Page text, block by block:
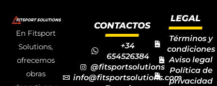
En Fitsport
Solutions,
ofrecemos
obras
CONTACTOS
+34
654526384
@fitsportsolutions
info@fitsportsolutions.com
LEGAL
Términos y
condiciones
Aviso legal
Política de
privacidad